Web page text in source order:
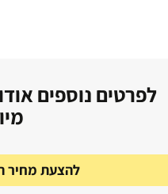
לפרטים נוספים
להצעת מחיר